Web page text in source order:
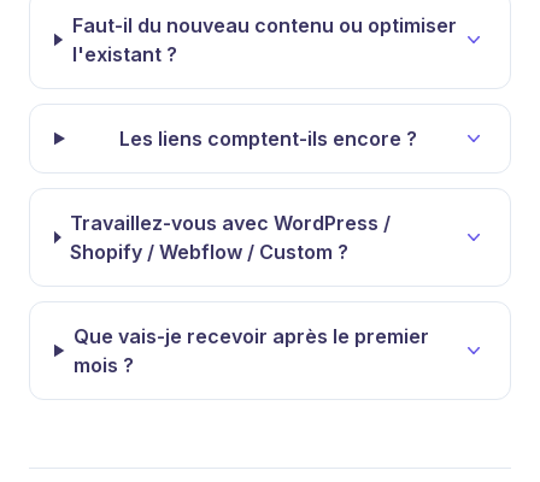
Faut-il du nouveau contenu ou optimiser
l'existant ?
Les liens comptent-ils encore ?
Travaillez-vous avec WordPress /
Shopify / Webflow / Custom ?
Que vais-je recevoir après le premier
mois ?